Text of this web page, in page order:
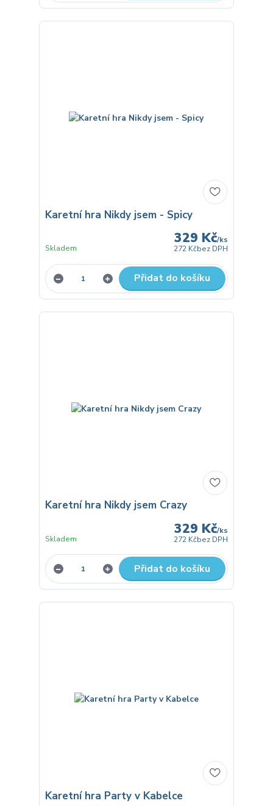
Karetní hra Nikdy jsem - Spicy
329 Kč/ks
272 Kčbez DPH
Skladem
Přidat do košíku
Karetní hra Nikdy jsem Crazy
329 Kč/ks
272 Kčbez DPH
Skladem
Přidat do košíku
Karetní hra Party v Kabelce